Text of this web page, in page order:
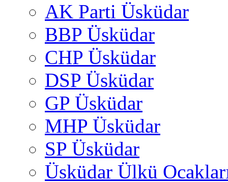
AK Parti Üsküdar
BBP Üsküdar
CHP Üsküdar
DSP Üsküdar
GP Üsküdar
MHP Üsküdar
SP Üsküdar
Üsküdar Ülkü